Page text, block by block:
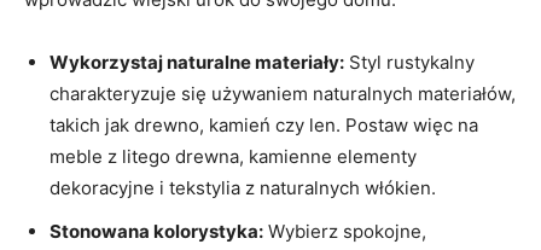
Wykorzystaj naturalne materiały: Styl rustykalny
charakteryzuje się ⁢używaniem naturalnych materiałów,​
takich jak drewno, kamień czy len. Postaw więc na
meble ⁢z litego‍ drewna, kamienne elementy
dekoracyjne i tekstylia z naturalnych włókien.
Stonowana kolorystyka: Wybierz spokojne,